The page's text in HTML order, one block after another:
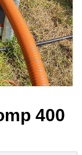
400